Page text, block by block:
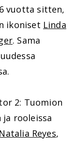
vuotta sitten,
ikoniset Linda
. Sama
2: Tuomion
ja rooleissa
Natalia Reyes,